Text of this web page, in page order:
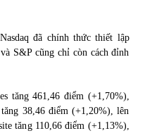
đã chính thức thiết lập
S&P cũng chỉ còn cách đỉnh
tăng 461,46 điểm (+1,70%),
38,46 điểm (+1,20%), lên
tăng 110,66 điểm (+1,13%),